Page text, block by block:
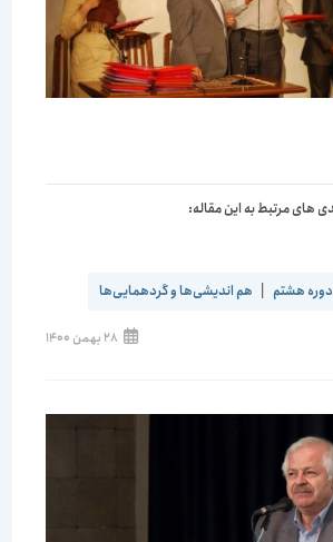
مرتبط به این مقاله:
هشتم | هم اندیشی‌ها و گردهمایی‌ها
28 بهمن 1400